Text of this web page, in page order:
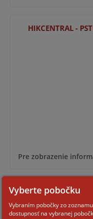
HIKCENTRAL -
Pre zobrazenie
HIKCENTRAL-
Vyberte pobočku
Vybraním pobočky zo
dostupnosť na vybranej